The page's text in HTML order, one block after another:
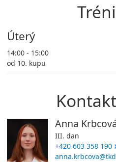
Úterý
14:00 - 15:00
od 10. kupu
Anna
III. dan
+420 603 358 190